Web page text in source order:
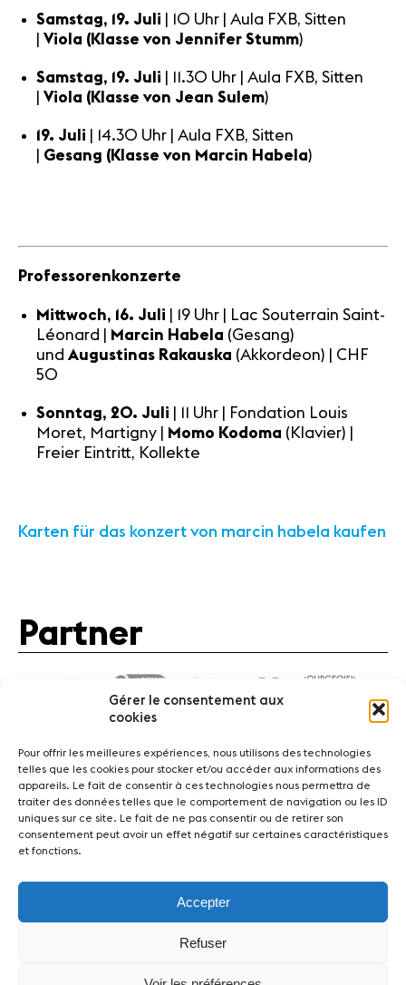
Gérer le consentement aux
cookies
Pour offrir les meilleures expériences, nous utilisons des technologies
telles que les cookies pour stocker et/ou accéder aux informations des
appareils. Le fait de consentir à ces technologies nous permettra de
traiter des données telles que le comportement de navigation ou les ID
uniques sur ce site. Le fait de ne pas consentir ou de retirer son
consentement peut avoir un effet négatif sur certaines caractéristiques
et fonctions.
Accepter
Refuser
Samstag, 19. Juli | 10 Uhr | Aula FXB, Sitten
Viola (Klasse von Jennifer Stumm)
Samstag, 19. Juli | 11.30 Uhr | Aula FXB, Sitten
Viola (Klasse von Jean Sulem)
19. Juli
| 14.30 Uhr | Aula FXB, Sitten
Gesang (Klasse von Marcin Habela)
Professorenkonzerte
Mittwoch, 16. Juli
| 19 Uhr | Lac Souterrain Saint-
Léonard |
Marcin Habela (Gesang)
und Augustinas Rakauska (Akkordeon) | CHF
50
Sonntag, 20. Juli
| 11 Uhr | Fondation Louis
Moret, Martigny |
Momo Kodoma (Klavier) |
Freier Eintritt, Kollekte
Karten für das konzert von marcin habela kaufen
Partner
News Konzerte Freiwillige
Kontakt
Fondation Sion Violon Musique - Rue du Rawil 47 -
CH-1950 Sion - Switzerland